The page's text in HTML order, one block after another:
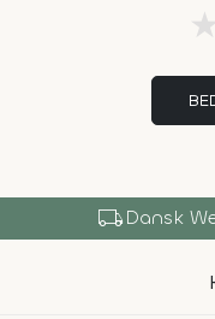
★
local_shippingDansk